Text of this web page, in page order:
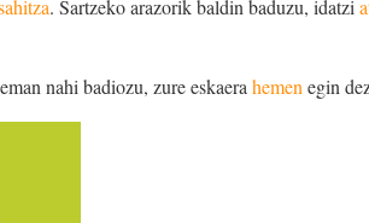
. Sartzeko arazorik baldin baduzu, idatzi
nahi badiozu, zure eskaera hemen egin